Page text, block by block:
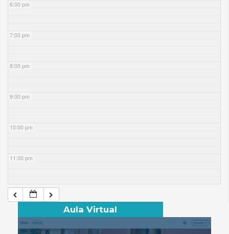
6:00 pm
7:00 pm
8:00 pm
9:00 pm
10:00 pm
11:00 pm
Aula Virtual